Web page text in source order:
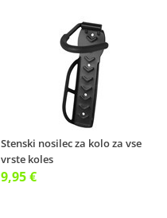
Stenski nosilec za kolo za vse
vrste koles
9,95 €